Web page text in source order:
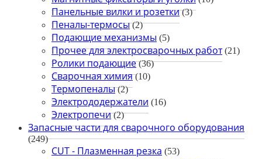
Панельные вилки и розетки (3)
Пеналы-термосы (2)
Подающие механизмы (5)
Прочее для электросварочных работ (21)
Ролики подающие (36)
Сварочная химия (10)
Термопеналы (2)
Электрододержатели (16)
Электропечи (2)
Запасные части для сварочного оборудования
(249)
CUT - Плазменная резка (53)